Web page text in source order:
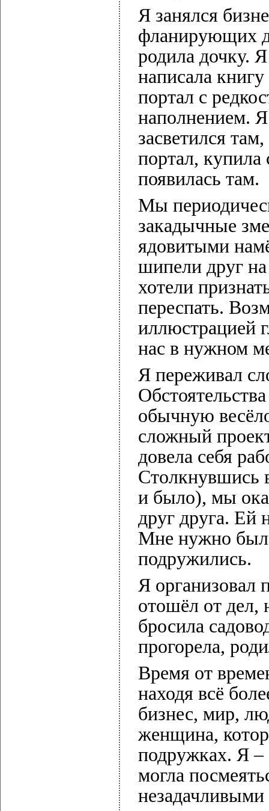
Я занялся
фланирующих
родила дочку.
написала
портал с
наполнением.
засветился
портал, купила
появилась там.
Мы
закадычные
ядовитыми
шипели друг
хотели
переспать.
иллюстрацией
нас в нужном
Я переживал
обычную
сложный
довела себя
Столкнувшись
и было), мы
друг друга. Ей
Мне нужно
подружились.
Я организовал
отошёл от дел,
бросила
прогорела,
Время от
находя всё
бизнес, мир,
женщина,
подружках. Я –
могла